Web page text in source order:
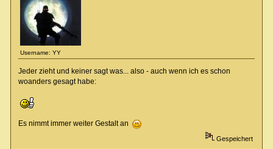
Username: YY
Jeder zieht und keiner sagt was... also - auch wenn ich es schon
woanders gesagt habe:
Es nimmt immer weiter Gestalt an
Gespeichert